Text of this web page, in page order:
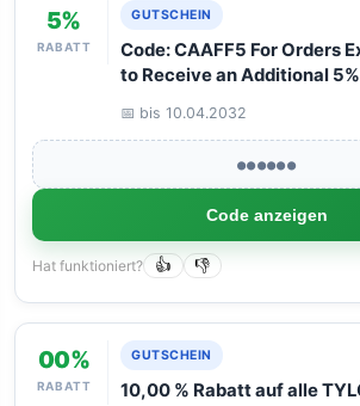
5%
RABATT
GUTSCHEIN
Code: CAAFF5 For Orders
to Receive an Additional
📅 bis 10.04.2032
●●●●●●
Code anzeigen
Hat funktioniert? 👍 👎
00%
RABATT
GUTSCHEIN
10,00 % Rabatt auf alle